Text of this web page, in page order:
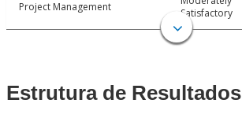
Project Management
Satisfactory
Estrutura de Resultados